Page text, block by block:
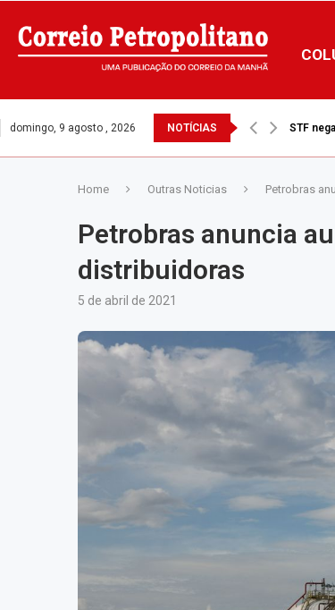
domingo, 9 agosto , 2026 NOTÍCIAS STF
Home Outras Noticias Petrobras
Petrobras anuncia
distribuidoras
5 de abril de 2021